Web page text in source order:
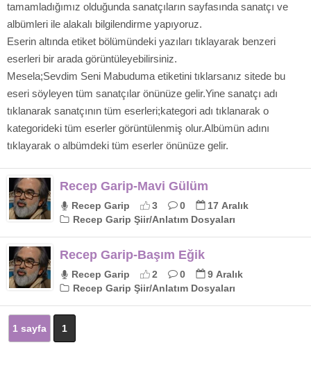
tamamladığımız olduğunda sanatçıların sayfasında sanatçı ve
albümleri ile alakalı bilgilendirme yapıyoruz.
Eserin altında etiket bölümündeki yazıları tıklayarak benzeri
eserleri bir arada görüntüleyebilirsiniz.
Mesela;Sevdim Seni Mabuduma etiketini tıklarsanız sitede bu
eseri söyleyen tüm sanatçılar önünüze gelir.Yine sanatçı adı
tıklanarak sanatçının tüm eserleri;kategori adı tıklanarak o
kategorideki tüm eserler görüntülenmiş olur.Albümün adını
tıklayarak o albümdeki tüm eserler önünüze gelir.
Recep Garip-Mavi Gülüm
Recep Garip 3 0
17 Aralık
Recep Garip Şiir/Anlatım Dosyaları
Recep Garip-Başım Eğik
Recep Garip 2 0
9 Aralık
Recep Garip Şiir/Anlatım Dosyaları
1 sayfa 1